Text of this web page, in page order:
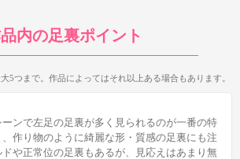
弱
弱
リ足裏を30秒ちょっと
リ足裏をイク時も含めて20秒弱
かなり多く足裏を見ることができます。そし
内の足裏ポイント
5つまで。作品によってはそれ以上ある場合もあります。
ンで左足の足裏が多く見られるのが一番の特
作り物のように綺麗な形・質感の足裏にも注
や正常位の足裏もあるが、見応えはあまり無